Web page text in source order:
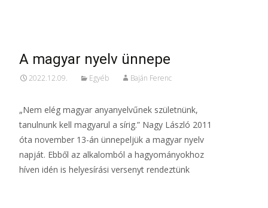
A magyar nyelv ünnepe
2022.12.09. Egyéb Baján Ferenc
„Nem elég magyar anyanyelvűnek születnünk,
tanulnunk kell magyarul a sírig.” Nagy László 2011
óta november 13-án ünnepeljük a magyar nyelv
napját. Ebből az alkalomból a hagyományokhoz
híven idén is helyesírási versenyt rendeztünk